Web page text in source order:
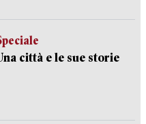
città e le sue storie